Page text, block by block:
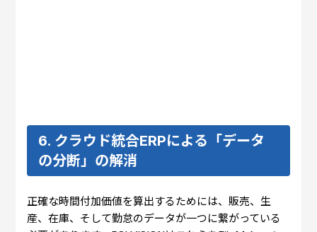
6. クラウド統合ERPによる「データ
の分断」の解消
正確な時間付加価値を算出するためには、販売、生
産、在庫、そして勤怠のデータが一つに繋がっている